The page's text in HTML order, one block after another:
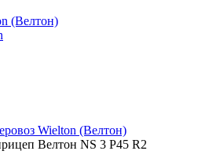
(Велтон)
Wielton (Велтон)
Велтон NS 3 P45 R2